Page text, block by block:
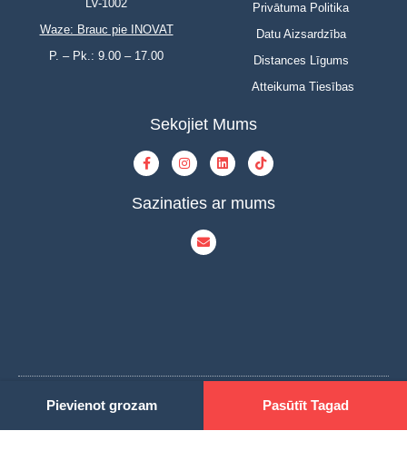
Pievienot grozam Pasūtīt Tagad
LV-1002
Waze: Brauc pie INOVAT
P. – Pk.: 9.00 – 17.00
Privātuma Politika
Datu Aizsardzība
Distances Līgums
Atteikuma Tiesības
Sekojiet Mums
Sazinaties ar mums
© Copyright 2023 | INOVAT | All Rights Reserved | Powered by INOVAT